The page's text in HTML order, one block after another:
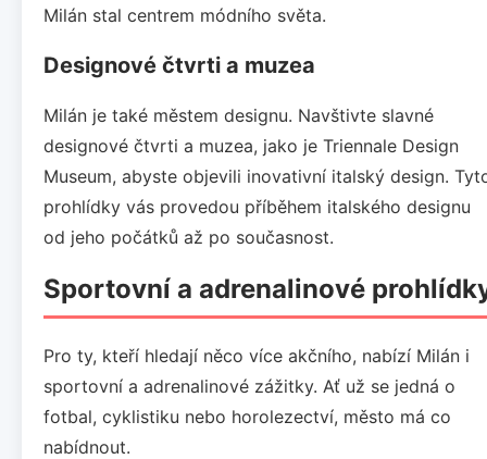
Milán stal centrem módního světa.
Designové čtvrti a muzea
Milán je také městem designu. Navštivte slavné
designové čtvrti a muzea, jako je Triennale Design
Museum, abyste objevili inovativní italský design.
prohlídky vás provedou příběhem italského designu
od jeho počátků až po současnost.
Sportovní a adrenalinové
Pro ty, kteří hledají něco více akčního, nabízí Milán i
sportovní a adrenalinové zážitky. Ať už se jedná o
fotbal, cyklistiku nebo horolezectví, město má co
nabídnout.